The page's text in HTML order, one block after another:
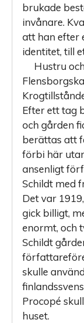
brukade
invånare.
att han efter
identitet, till
Hustru
Efter ett tag
och gården
berättas att
förbi här
ansenligt
Schildt med
Det var
gick billigt,
enormt, och
Schildt
skulle
Procopé
huset.